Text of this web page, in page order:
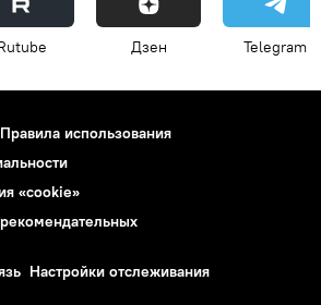
Дзен Telegram
Правила использования
«cookie»
Настройки отслеживания